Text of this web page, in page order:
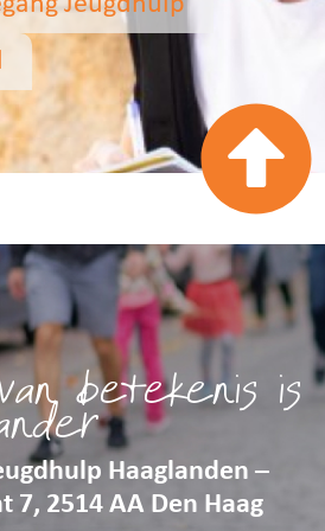
betekenis is
Haaglanden –
7, 2514 AA Den Haag